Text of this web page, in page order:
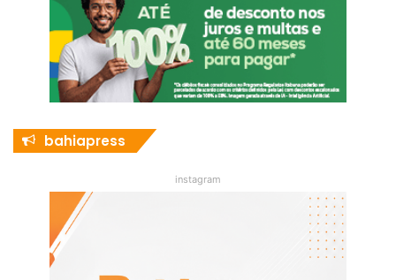
bahiapress
instagram